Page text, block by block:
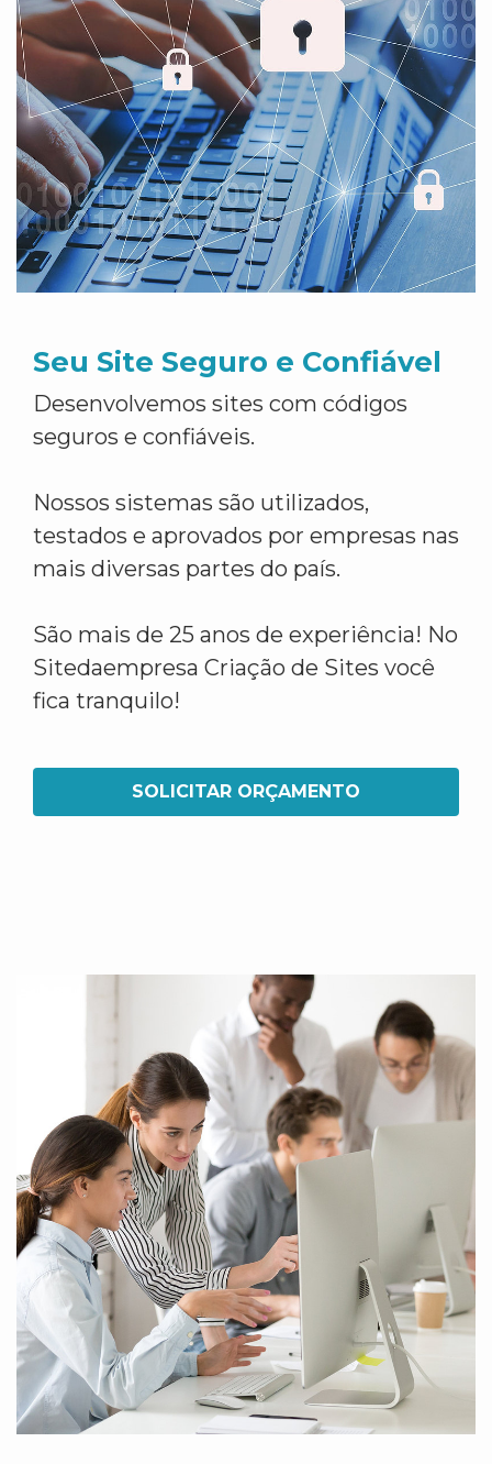
Seu Site Seguro e Confiável
Desenvolvemos sites com códigos
seguros e confiáveis.
Nossos sistemas são utilizados,
testados e aprovados por empresas nas
mais diversas partes do país.
São mais de 25 anos de experiência! No
Sitedaempresa Criação de Sites você
fica tranquilo!
SOLICITAR ORÇAMENTO